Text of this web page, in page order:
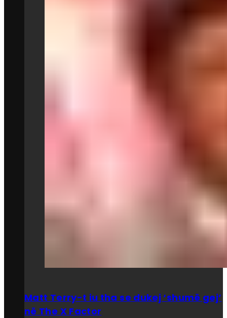
Matt Terry-t iu tha se dukej ‘shumë gej’
në The X Factor